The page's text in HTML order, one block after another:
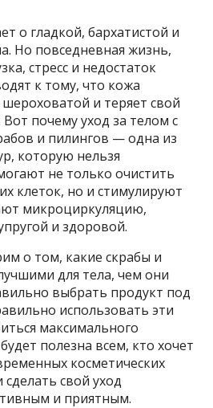
о гладкой, бархатистой и
Но повседневная жизнь,
стресс и недостаток
к тому, что кожа
шероховатой и теряет свой
Вот почему уход за телом с
и пилингов — одна из
которую нельзя
не только очистить
клеток, но и стимулируют
микроциркуляцию,
и здоровой.
о том, какие скрабы и
для тела, чем они
выбрать продукт под
использовать эти
максимального
полезна всем, кто хочет
косметических
сделать свой уход
и приятным.